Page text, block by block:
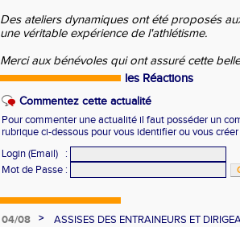
Des ateliers dynamiques ont été proposés
une véritable expérience de l'athlétisme.
Merci aux bénévoles qui ont assuré cette
les Réactions
Commentez cette actualité
Pour commenter une actualité il faut posséder un
rubrique ci-dessous pour vous identifier ou vous
Login (Email)
:
Mot de Passe :
04/08 >
ASSISES DES ENTRAINEURS ET